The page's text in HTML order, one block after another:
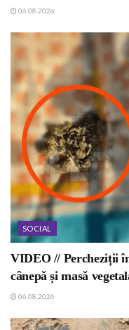
06.08.2026
SOCIAL
VIDEO // Percheziții
cânepă și masă
06.08.2026